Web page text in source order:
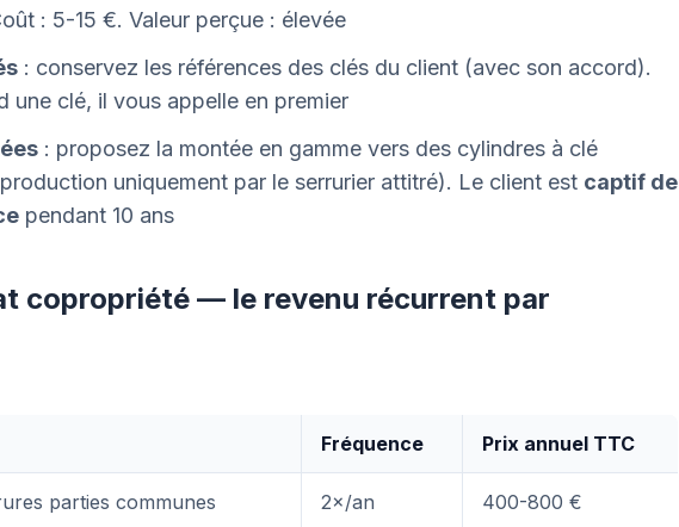
: 5-15 €. Valeur perçue : élevée
: conservez les références des clés du client (avec son accord).
une clé, il vous appelle en premier
: proposez la montée en gamme vers des cylindres à clé
uniquement par le serrurier attitré). Le client est captif de
pendant 10 ans
copropriété — le revenu récurrent par
Fréquence Prix annuel TTC
parties communes 2×/an 400-800 €